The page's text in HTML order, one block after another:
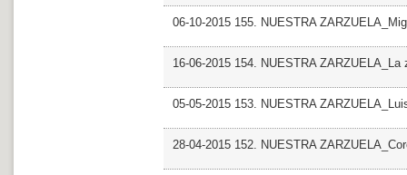
06-10-2015 155. NUESTRA
16-06-2015 154. NUESTRA ZARZUELA_La
05-05-2015 153. NUESTRA
28-04-2015 152. NUESTRA